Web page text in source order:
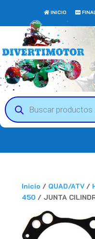
INICIO
Búsqueda
de
productos
Inicio / QUAD/ATV/
450 / JUNTA